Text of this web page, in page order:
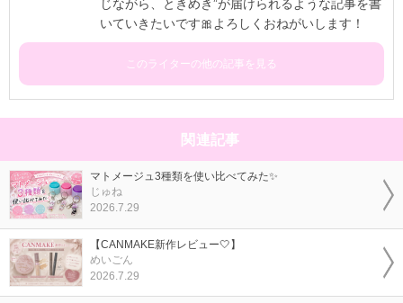
じながら、ときめき”が届けられるような記事を書
いていきたいです🎀よろしくおねがいします！
このライターの他の記事を見る
関連記事
マトメージュ3種類を使い比べてみた✨
じゅね
2026.7.29
【CANMAKE新作レビュー🤍】
めいごん
2026.7.29